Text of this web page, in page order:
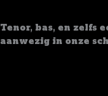
Tenor, bas, en zelfs
aanwezig in onze